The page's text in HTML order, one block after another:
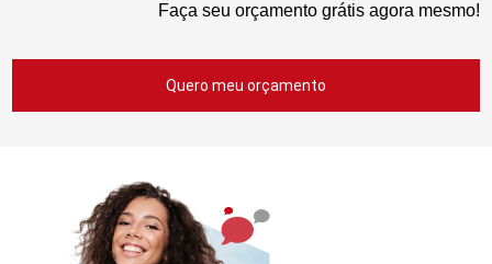
Faça seu orçamento grátis agora mesmo!
Quero meu orçamento